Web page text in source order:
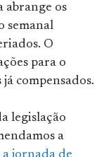
abrange os
semanal
O
para o
compensados.
legislação
a